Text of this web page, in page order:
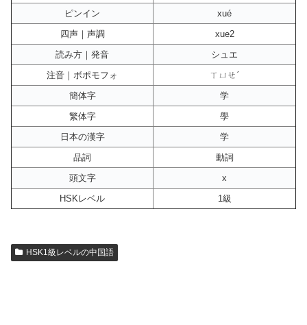
ピンイン
xué
四声｜声調
xue2
読み方｜発音
シュエ
注音｜ボポモフォ
ㄒㄩㄝˊ
簡体字
学
繁体字
學
日本の漢字
学
品詞
動詞
頭文字
x
HSKレベル
1級
HSK1級レベルの中国語